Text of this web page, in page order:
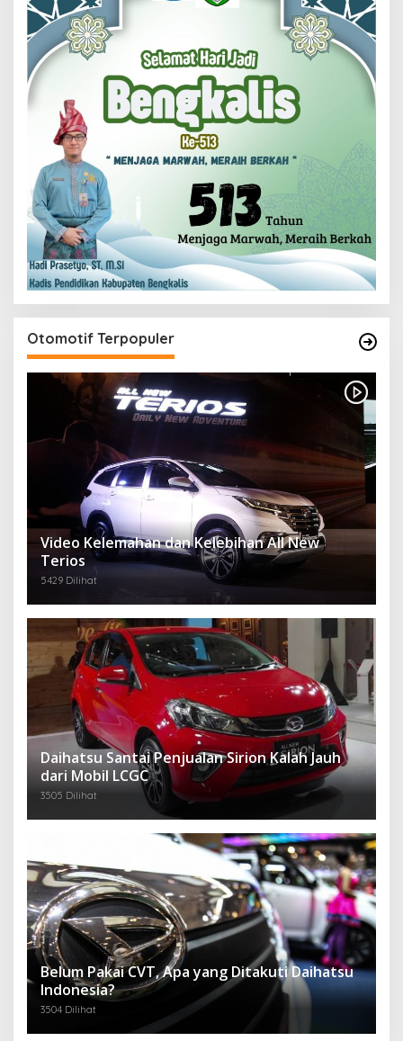
Otomotif Terpopuler
Video Kelemahan dan Kelebihan All New
Terios
5429 Dilihat
Daihatsu Santai Penjualan Sirion Kalah Jauh
dari Mobil LCGC
3505 Dilihat
Belum Pakai CVT, Apa yang Ditakuti Daihatsu
Indonesia?
3504 Dilihat